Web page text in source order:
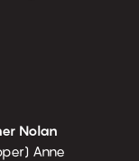
Nolan
Anne